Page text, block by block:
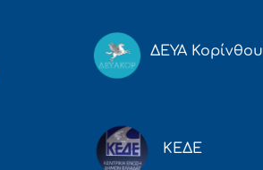
ΔΕΥΑ Κορίνθου
ΚΕΔΕ